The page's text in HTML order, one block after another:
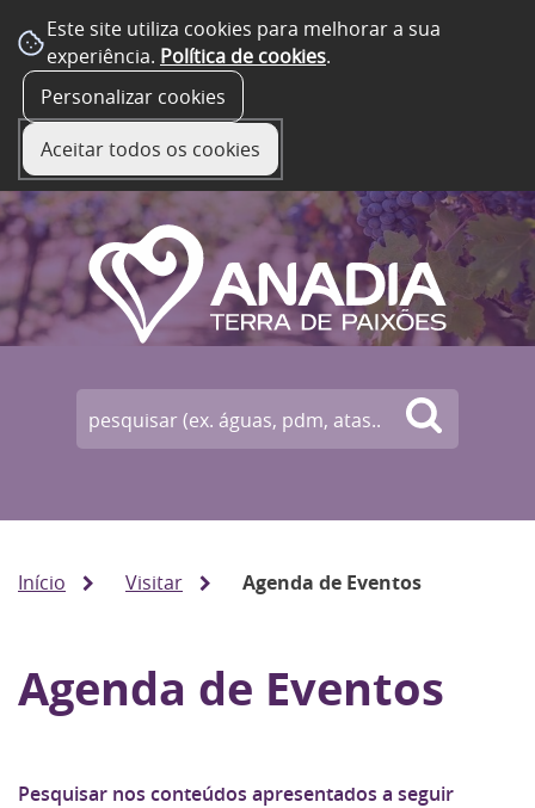
Este site utiliza cookies para melhorar a sua
experiência. Política de cookies.
Personalizar cookies
Aceitar todos os cookies
Início Visitar Agenda de Eventos
Agenda de Eventos
Pesquisar nos conteúdos apresentados a seguir